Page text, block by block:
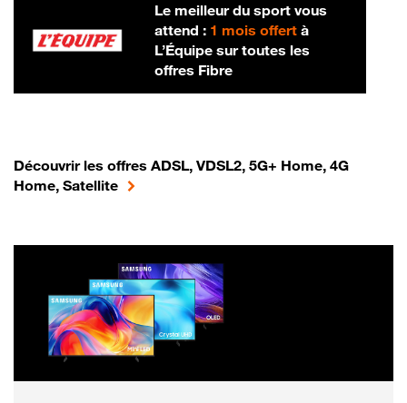
Le meilleur du sport vous
attend : 1 mois offertà
L’Équipe sur toutes les
offres Fibre
Découvrir les offres ADSL, VDSL2, 5G+ Home, 4G
Home, Satellite